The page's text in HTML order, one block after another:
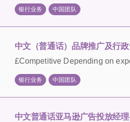
银行业务 中国团队
中文（普通话）品牌推广及行政
£Competitive Depending on
银行业务 中国团队
中文普通话亚马逊广告投放经